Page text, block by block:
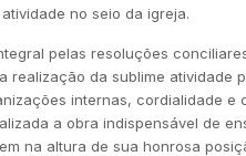
no seio da igreja.
pelas resoluções
realização da sublime atividade
internas, cordialidade e
a obra indispensável de
na altura de sua honrosa